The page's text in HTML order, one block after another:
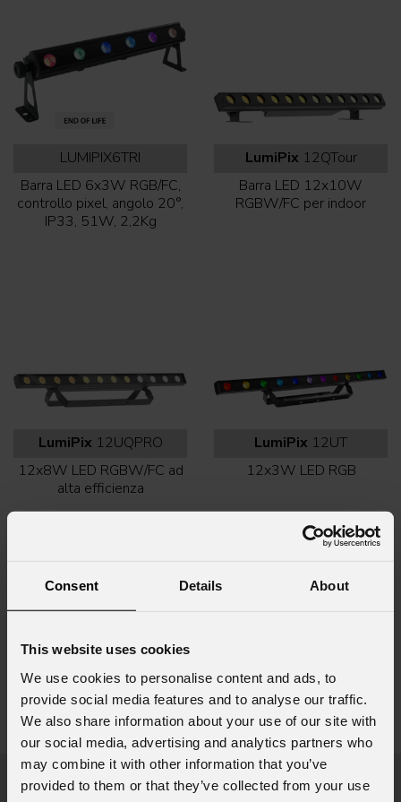
Consent Details About
This website uses cookies
We use cookies to personalise content and ads, to
provide social media features and to analyse our traffic.
We also share information about your use of our site with
our social media, advertising and analytics partners who
may combine it with other information that you’ve
provided to them or that they’ve collected from your use
LUMIPIX6TRI
Barra LED 6x3W RGB/FC,
controllo pixel, angolo 20°,
IP33, 51W, 2,2Kg
LumiPix 12QTour
Barra LED 12x10W
RGBW/FC per indoor
LumiPix 12UQPRO
12x8W LED RGBW/FC ad
alta efficienza
LumiPix 12UT
12x3W LED RGB
LumiPix12UQ
12x8W LED RGBW/FC
Prodotti in evidenza